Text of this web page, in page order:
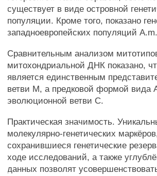
существует в виде островной
популяции. Кроме того, показано
западноевропейских популяций
Сравнительным анализом
митохондриальной ДНК показано,
является единственным
ветви М, а предковой формой вида
эволюционной ветви С.
Практическая значимость.
молекулярно-генетических
сохранившиеся генетические
ходе исследований, а также
данных позволят